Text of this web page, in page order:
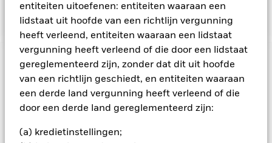
entiteiten uitoefenen: entiteiten waaraan een
lidstaat uit hoofde van een richtlijn vergunning
heeft verleend, entiteiten waaraan een lidstaat
vergunning heeft verleend of die door een lidstaat
gereglementeerd zijn, zonder dat dit uit hoofde
van een richtlijn geschiedt, en entiteiten waaraan
een derde land vergunning heeft verleend of die
door een derde land gereglementeerd zijn:
(a) kredietinstellingen;
korte looptijden), deposito's en cash.
BELANGRIJKE GEGEVENS: Kapitaalrisico.De waarde en
het rendement van beleggingen kunnen dalen en stijgen, en
zijn niet gegarandeerd. Beleggers verliezen mogelijk hun
oorspronkelijke inleg.
volumes verhandeld en vertonen grotere